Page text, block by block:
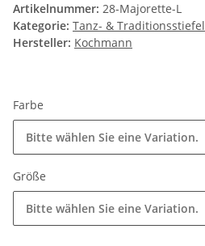
Artikelnummer: 28-Majorette-L
Kategorie: Tanz- & Traditionsstiefel
Hersteller: Kochmann
Farbe
Bitte wählen Sie eine Variation.
Größe
Bitte wählen Sie eine Variation.